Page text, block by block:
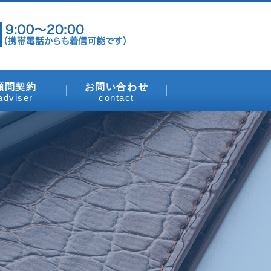
問契約
お問い合わせ
contact